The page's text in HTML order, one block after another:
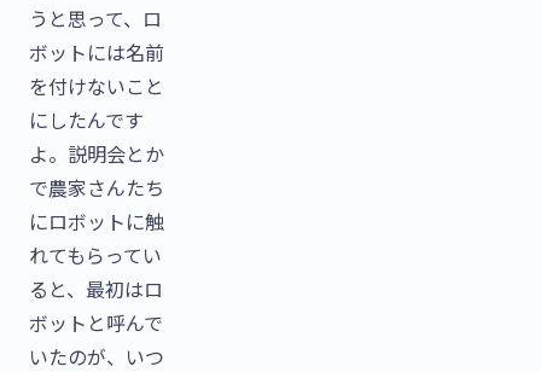
うと思って、ロ
ボットには名前
を付けないこと
にしたんです
よ。説明会とか
で農家さんたち
にロボットに触
れてもらってい
ると、最初はロ
ボットと呼んで
いたのが、いつ